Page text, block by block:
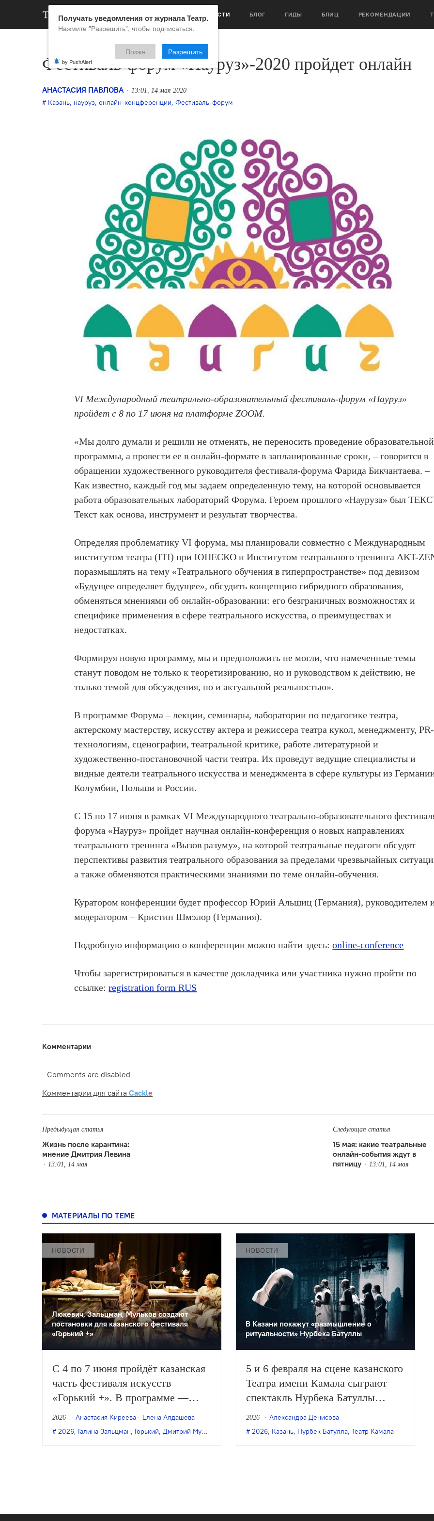
НОВОСТИ БЛОГ ГИДЫ БЛИЦ РЕКОМЕНДАЦИИ
Фестиваль-форум «Науруз»-2020 пройдет онлайн
АНАСТАСИЯ ПАВЛОВА 13:01, 14 мая 2020
Казань, науруз, онлайн-концференции, Фестиваль-форум
VI Международный театрально-образовательный фестиваль-форум «Науруз»
пройдет с 8 по 17 июня на платформе ZOOM.
«Мы долго думали и решили не отменять, не переносить проведение образовательной
программы, а провести ее в онлайн-формате в запланированные сроки, – говорится в
обращении художественного руководителя фестиваля-форума Фарида Бикчантаева. –
Как известно, каждый год мы задаем определенную тему, на которой основывается
работа образовательных лабораторий Форума. Героем прошлого «Науруза» был
Текст как основа, инструмент и результат творчества.
Определяя проблематику VI форума, мы планировали совместно с Международным
институтом театра (ITI) при ЮНЕСКО и Институтом театрального тренинга AKT-
поразмышлять на тему «Театрального обучения в гиперпространстве» под девизом
«Будущее определяет будущее», обсудить концепцию гибридного образования,
обменяться мнениями об онлайн-образовании: его безграничных возможностях и
специфике применения в сфере театрального искусства, о преимуществах и
недостатках.
Формируя новую программу, мы и предположить не могли, что намеченные темы
станут поводом не только к теоретизированию, но и руководством к действию, не
только темой для обсуждения, но и актуальной реальностью».
В программе Форума – лекции, семинары, лаборатории по педагогике театра,
актерскому мастерству, искусству актера и режиссера театра кукол, менеджменту, PR-
технологиям, сценографии, театральной критике, работе литературной и
художественно-постановочной части театра. Их проведут ведущие специалисты и
видные деятели театрального искусства и менеджмента в сфере культуры из
Колумбии, Польши и России.
С 15 по 17 июня в рамках VI Международного театрально-образовательного
форума «Науруз» пройдет научная онлайн-конференция о новых направлениях
театрального тренинга «Вызов разуму», на которой театральные педагоги обсудят
перспективы развития театрального образования за пределами чрезвычайных
а также обменяются практическими знаниями по теме онлайн-обучения.
Куратором конференции будет профессор Юрий Альшиц (Германия), руководителем
модератором – Кристин Шмэлор (Германия).
Подробную информацию о конференции можно найти здесь:online-conference
Чтобы зарегистрироваться в качестве докладчика или участника нужно пройти по
ссылке:registration form RUS
Комментарии
Comments are disabled
Комментарии для сайта Cackle
Предыдущая статья
Жизнь после карантина:
мнение Дмитрия Левина
13:01, 14 мая
Следующая статья
15 мая: какие театральные
онлайн-события ждут в
пятницу
13:01, 14 мая
МАТЕРИАЛЫ ПО ТЕМЕ
НОВОСТИ
Люкевич, Зальцман, Мульков создают
постановки для казанского фестиваля
«Горький +»
С 4 по 7 июня пройдёт казанская
часть фестиваля искусств
«Горький +». В программе —
спектакли, созданные молодыми
режиссёрами специально для
2026 Анастасия Киреева
Елена Алдашева
2026, Галина Зальцман, Горький, Дмитрий Мульков ильгиз зайниев ,Казань ,Кирилл Люкевич,КУКФО,Максим Горький
НОВОСТИ
В Казани покажут «размышление о
ритуальности» Нурбека Батуллы
5 и 6 февраля на сцене казанского
Театра имени Камала сыграют
спектакль Нурбека Батуллы
“balballar” («Балбаллар»).
Премьера этой постановки
2026
Александра Денисова
2026, Казань, Нурбек Батулла, Театр Камала
Получать уведомления от журнала Театр.
Нажмите "Разрешить", чтобы подписаться.
Позже Разрешить
by PushAlert